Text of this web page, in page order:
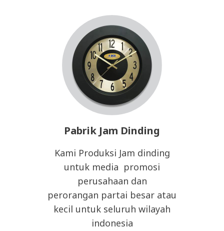
Pabrik Jam Dinding
Kami Produksi Jam dinding
untuk media promosi
perusahaan dan
perorangan partai besar atau
kecil untuk seluruh wilayah
indonesia